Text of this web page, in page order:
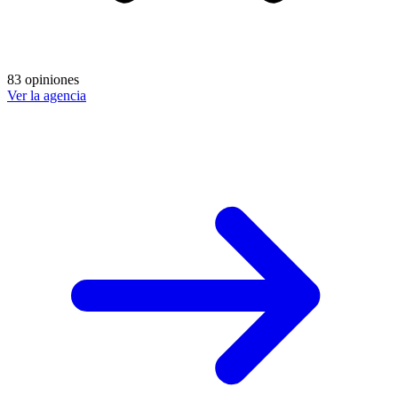
83 opiniones
Ver la agencia